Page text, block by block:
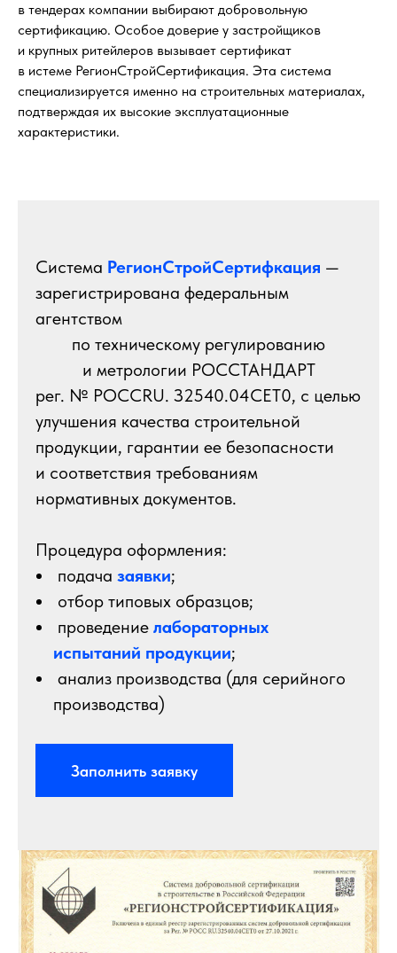
в тендерах компании выбирают добровольную
сертификацию. Особое доверие у застройщиков
и крупных ритейлеров вызывает сертификат
в истеме РегионСтройСертификация. Эта система
специализируется именно на строительных материалах,
подтверждая их высокие эксплуатационные
характеристики.
Система РегионСтройСертифкация —
зарегистрирована федеральным
агентством
по техническому регулированию
и метрологии РОССТАНДАРТ
рег. № РОССRU. З2540.04СЕТ0, с целью
улучшения качества строительной
продукции, гарантии ее безопасности
и соответствия требованиям
нормативных документов.
Процедура оформления:
подача заявки;
отбор типовых образцов;
проведение лабораторных
испытаний продукции;
анализ производства (для серийного
производства)
Заполнить заявку